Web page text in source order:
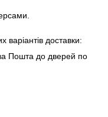
варіантів доставки:
Пошта до дверей по